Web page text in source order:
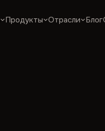
Продукты Отрасли Блог